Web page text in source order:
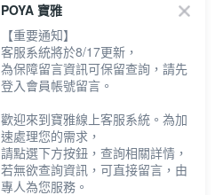
POYA 寶雅
【重要通知】
客服系統將於8/17更新，
為保障留言資訊可保留查詢，請先
登入會員帳號留言。
歡迎來到寶雅線上客服系統。為加
速處理您的需求，
請點選下方按鈕，查詢相關詳情，
若無欲查詢資訊，可直接留言，由
專人為您服務。